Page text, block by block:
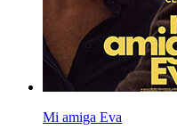
Mi amiga Eva